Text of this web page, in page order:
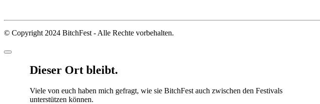
© Copyright 2024 BitchFest - Alle Rechte vorbehalten.
Dieser Ort bleibt.
Viele von euch haben mich gefragt, wie sie BitchFest auch zwischen den Festivals
unterstützen können.